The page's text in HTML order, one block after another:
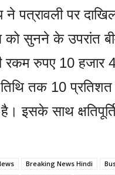
पत्रावली पर
को सुनने के उपरांत
रकम रुपए 10
तक 10
इसके साथ
Breaking News Hindi